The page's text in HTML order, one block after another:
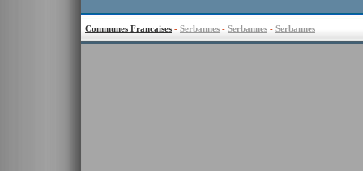
Communes Francaises - Serbannes - Serbannes - Serbannes